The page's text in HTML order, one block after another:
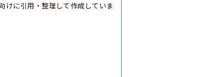
けに引用・整理して作成していま